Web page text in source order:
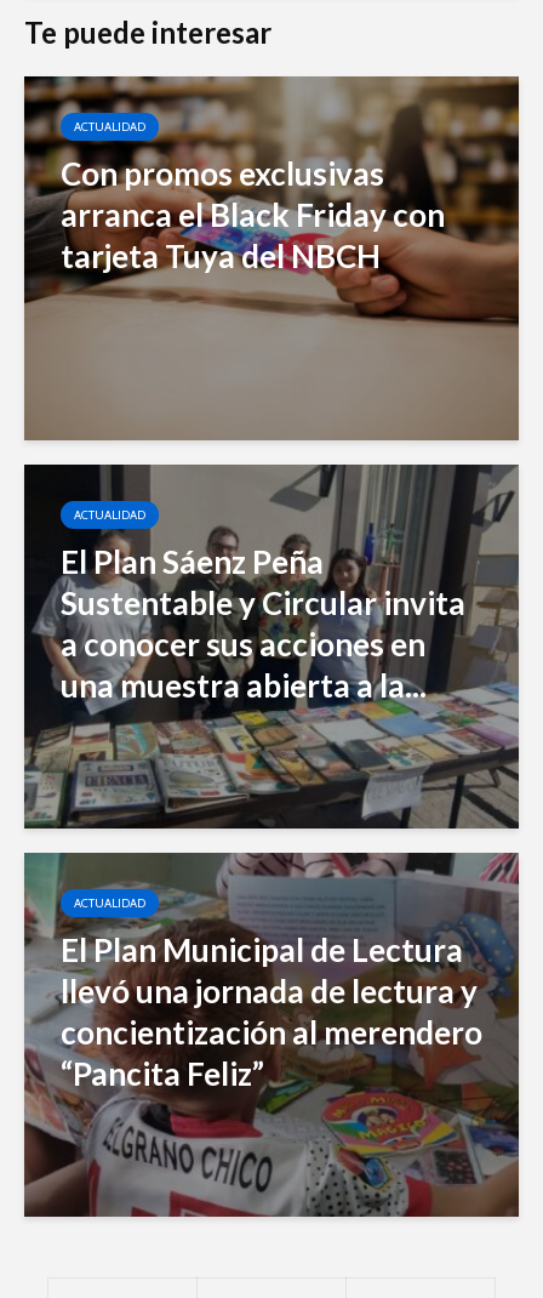
Te puede interesar
ACTUALIDAD
Con promos exclusivas
arranca el Black Friday con
tarjeta Tuya del NBCH
ACTUALIDAD
El Plan Sáenz Peña
Sustentable y Circular invita
a conocer sus acciones en
una muestra abierta a la...
ACTUALIDAD
El Plan Municipal de Lectura
llevó una jornada de lectura y
concientización al merendero
“Pancita Feliz”